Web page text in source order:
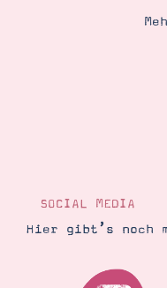
SOCIAL MEDIA
Hier gibt’s noch